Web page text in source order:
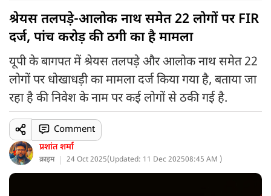
श्रेयस तलपड़े-आलोक नाथ समेत 22 लोगों पर FIR
दर्ज, पांच करोड़ की ठगी का है मामला
यूपी के बागपत में श्रेयस तलपड़े और आलोक नाथ समेत 22
लोगों पर धोखाधड़ी का मामला दर्ज किया गया है, बताया जा
रहा है की निवेश के नाम पर कई लोगों से ठकी गई है.
प्रशांत शर्मा
क्राइम 24 Oct 2025(Updated: 11 Dec 202508:45 AM )
Comment